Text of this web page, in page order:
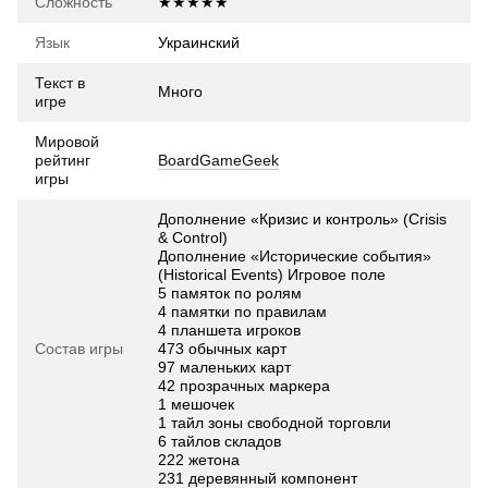
Язык Украинский
Текст в
игре
Много
Мировой
рейтинг
игры
BoardGameGeek
Состав игры
Дополнение «Кризис и контроль» (Crisis
& Control)
Дополнение «Исторические события»
(Historical Events) Игровое поле
5 памяток по ролям
4 памятки по правилам
4 планшета игроков
473 обычных карт
97 маленьких карт
42 прозрачных маркера
1 мешочек
1 тайл зоны свободной торговли
6 тайлов складов
222 жетона
231 деревянный компонент